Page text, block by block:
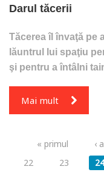
Darul tăcerii
Tăcerea îl învaţă pe
lăuntrul lui spaţiu
şi pentru a întâlni
Mai mult
Pagini
« primul ‹
22
23 24